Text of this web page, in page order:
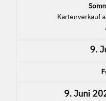
Kartenverkauf
9.
9. Juni